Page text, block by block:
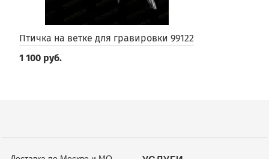
Птичка на ветке для гравировки 99122
1 100 руб.